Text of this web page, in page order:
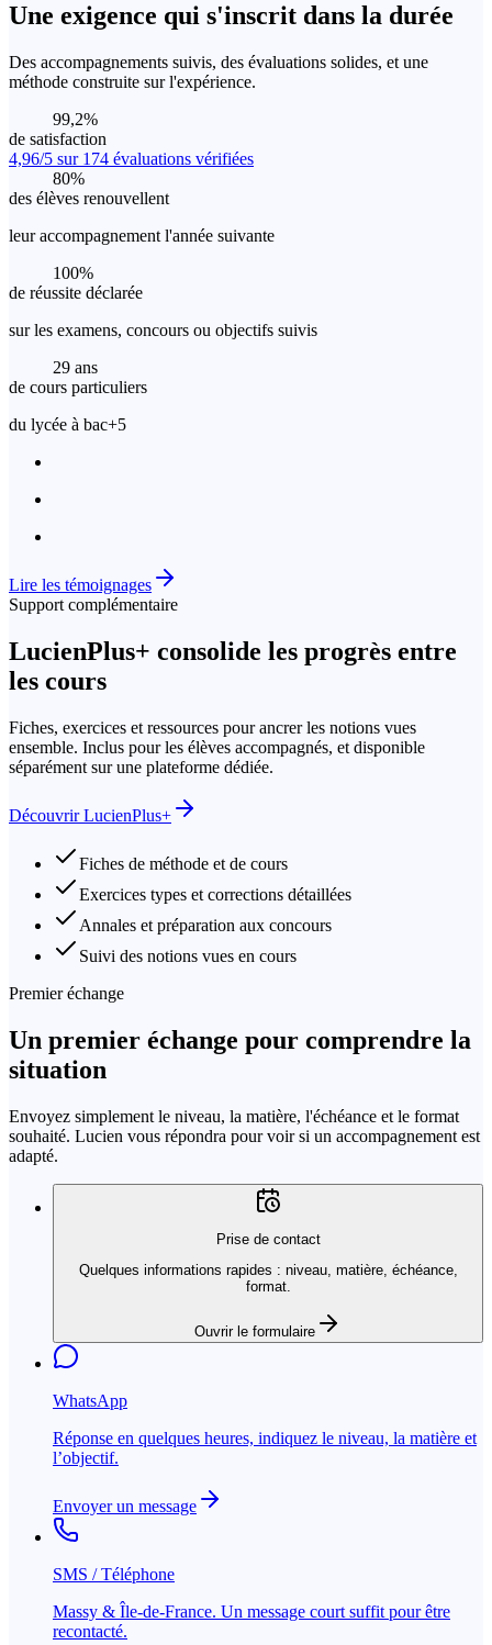
Une exigence qui s'inscrit dans la durée
Des accompagnements suivis, des évaluations solides, et une
méthode construite sur l'expérience.
99,2%
de satisfaction
4,96/5 sur 174 évaluations vérifiées
80%
des élèves renouvellent
leur accompagnement l'année suivante
100%
de réussite déclarée
sur les examens, concours ou objectifs suivis
29 ans
de cours particuliers
du lycée à bac+5
Lire les témoignages
Support complémentaire
LucienPlus+ consolide les progrès entre
les cours
Fiches, exercices et ressources pour ancrer les notions vues
ensemble. Inclus pour les élèves accompagnés, et disponible
séparément sur une plateforme dédiée.
Découvrir LucienPlus+
Fiches de méthode et de cours
Exercices types et corrections détaillées
Annales et préparation aux concours
Suivi des notions vues en cours
Premier échange
Un premier échange pour comprendre la
situation
Envoyez simplement le niveau, la matière, l'échéance et le format
souhaité. Lucien vous répondra pour voir si un accompagnement est
adapté.
Prise de contact
Quelques informations rapides : niveau, matière, échéance,
format.
Ouvrir le formulaire
WhatsApp
Réponse en quelques heures, indiquez le niveau, la matière et
l’objectif.
Envoyer un message
SMS / Téléphone
Massy & Île-de-France. Un message court suffit pour être
recontacté.